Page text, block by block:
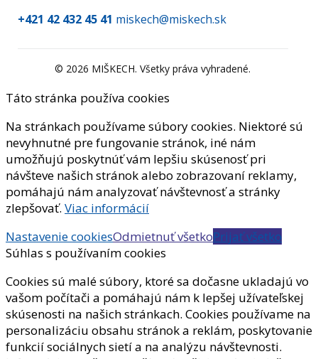
+421 42 432 45 41 miskech@miskech.sk
© 2026 MIŠKECH. Všetky práva vyhradené.
Táto stránka používa cookies
Na stránkach používame súbory cookies. Niektoré sú
nevyhnutné pre fungovanie stránok, iné nám
umožňujú poskytnúť vám lepšiu skúsenosť pri
návšteve našich stránok alebo zobrazovaní reklamy,
pomáhajú nám analyzovať návštevnosť a stránky
zlepšovať. Viac informácií
Nastavenie cookiesOdmietnuť všetkoPrijať všetko
Súhlas s používaním cookies
Cookies sú malé súbory, ktoré sa dočasne ukladajú vo
vašom počítači a pomáhajú nám k lepšej užívateľskej
skúsenosti na našich stránkach. Cookies používame na
personalizáciu obsahu stránok a reklám, poskytovanie
funkcií sociálnych sietí a na analýzu návštevnosti.